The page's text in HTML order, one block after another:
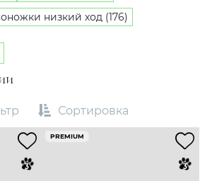
низкий ход (176)
Сортировка
PREMIUM